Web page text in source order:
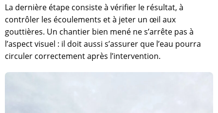
La dernière étape consiste à vérifier le résultat, à
contrôler les écoulements et à jeter un œil aux
gouttières. Un chantier bien mené ne s’arrête pas à
l’aspect visuel : il doit aussi s’assurer que l’eau pourra
circuler correctement après l’intervention.